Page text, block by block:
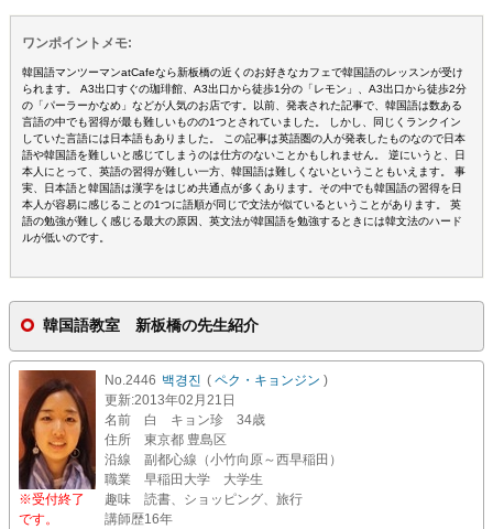
ワンポイントメモ:
韓国語マンツーマンatCafeなら新板橋の近くのお好きなカフェで韓国語のレッスンが受け
られます。 A3出口すぐの珈琲館、A3出口から徒歩1分の「レモン」、A3出口から徒歩2分
の「パーラーかなめ」などが人気のお店です。以前、発表された記事で、韓国語は数ある
言語の中でも習得が最も難しいものの1つとされていました。 しかし、同じくランクイン
していた言語には日本語もありました。 この記事は英語圏の人が発表したものなので日本
語や韓国語を難しいと感じてしまうのは仕方のないことかもしれません。 逆にいうと、日
本人にとって、英語の習得が難しい一方、韓国語は難しくないということもいえます。 事
実、日本語と韓国語は漢字をはじめ共通点が多くあります。その中でも韓国語の習得を日
本人が容易に感じることの1つに語順が同じで文法が似ているということがあります。 英
語の勉強が難しく感じる最大の原因、英文法が韓国語を勉強するときには韓文法のハード
ルが低いのです。
韓国語教室 新板橋の先生紹介
※受付終了
です。
No.2446 백경진 ( ペク・キョンジン )
更新:2013年02月21日
名前
白 キョン珍 34歳
住所
東京都 豊島区
沿線
副都心線（小竹向原～西早稲田）
職業
早稲田大学 大学生
趣味
読書、ショッピング、旅行
講師歴16年